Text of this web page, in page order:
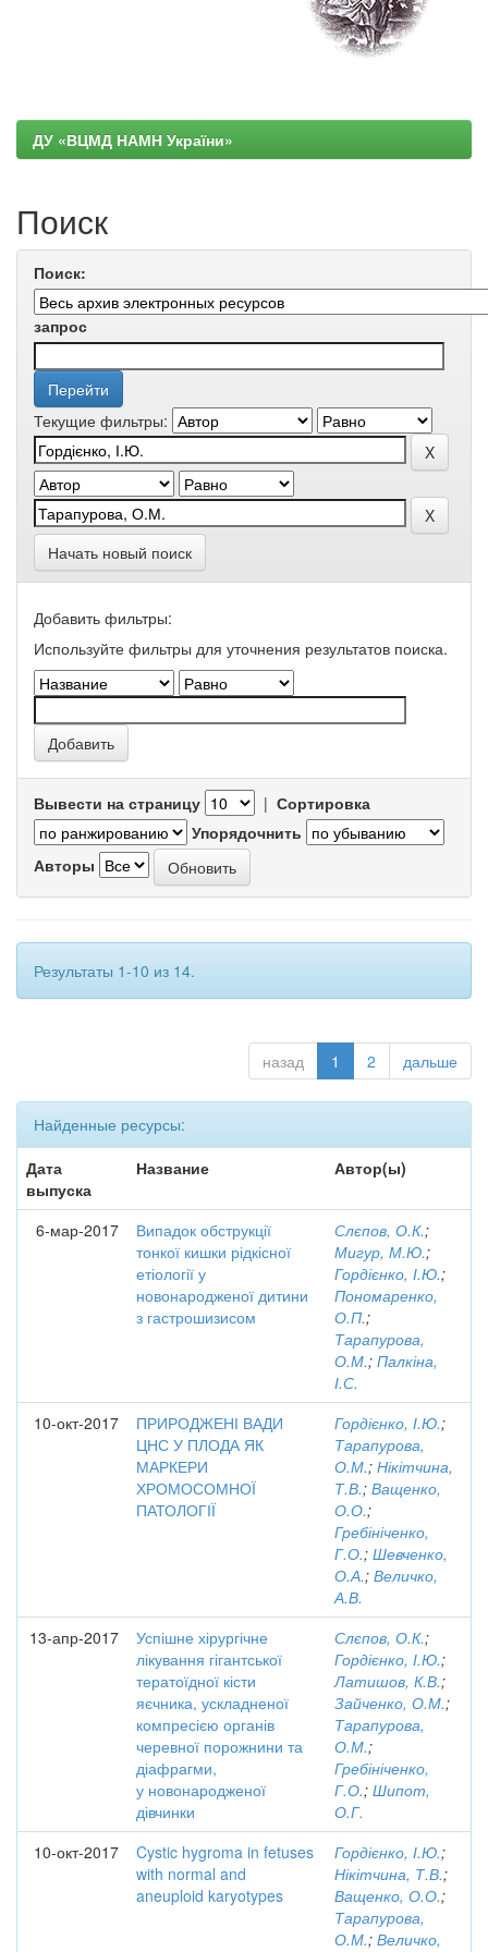
ДУ «ВЦМД НАМН України»
Поиск
Поиск:
запрос
Текущие фильтры:
Начать новый поиск
Добавить фильтры:
Используйте фильтры для уточнения результатов поиска.
Вывести на страницу | Сортировка
Упорядочнить
Авторы
Результаты 1-10 из 14.
назад 1 2 дальше
Найденные ресурсы:
Дата
выпуска
Название Автор(ы)
6-мар-2017
Випадок обструкції
тонкої кишки рідкісної
етіології у
новонародженої дитини
з гастрошизисом
Слєпов, О.К.;
Мигур, М.Ю.;
Гордієнко, І.Ю.;
Пономаренко,
О.П.;
Тарапурова,
О.М.; Палкіна,
І.С.
10-окт-2017
ПРИРОДЖЕНІ ВАДИ
ЦНС У ПЛОДА ЯК
МАРКЕРИ
ХРОМОСОМНОЇ
ПАТОЛОГІЇ
Гордієнко, І.Ю.;
Тарапурова,
О.М.; Нікітчина,
Т.В.; Ващенко,
О.О.;
Гребініченко,
Г.О.; Шевченко,
О.А.; Величко,
А.В.
13-апр-2017
Успішне хірургічне
лікування гігантської
тератоїдної кісти
яєчника, ускладненої
компресією органів
черевної порожнини та
діафрагми,
у новонародженої
дівчинки
Слєпов, О.К.;
Гордієнко, І.Ю.;
Латишов, К.В.;
Зайченко, О.М.;
Тарапурова,
О.М.;
Гребініченко,
Г.О.; Шипот,
О.Г.
10-окт-2017
Cystic hygroma in fetuses
with normal and
aneuploid karyotypes
Гордієнко, І.Ю.;
Нікітчина, Т.В.;
Ващенко, О.О.;
Тарапурова,
О.М.; Величко,